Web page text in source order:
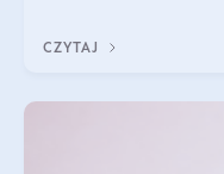
CZYTAJ